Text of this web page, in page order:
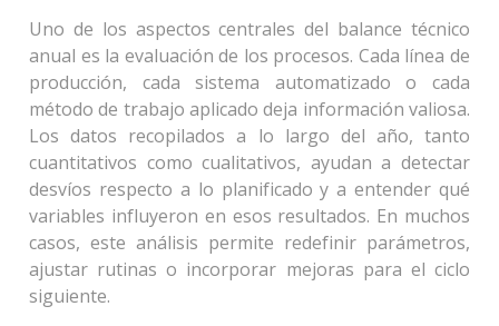
Uno de los aspectos centrales del balance técnico
anual es la evaluación de los procesos. Cada línea de
producción, cada sistema automatizado o cada
método de trabajo aplicado deja información valiosa.
Los datos recopilados a lo largo del año, tanto
cuantitativos como cualitativos, ayudan a detectar
desvíos respecto a lo planificado y a entender qué
variables influyeron en esos resultados. En muchos
casos, este análisis permite redefinir parámetros,
ajustar rutinas o incorporar mejoras para el ciclo
siguiente.